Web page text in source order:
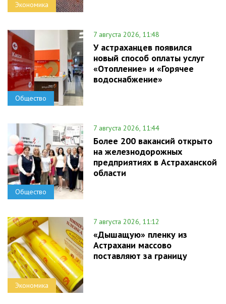
Экономика
Общество
7 августа 2026, 11:48
У астраханцев появился
новый способ оплаты услуг
«Отопление» и «Горячее
водоснабжение»
Общество
7 августа 2026, 11:44
Более 200 вакансий открыто
на железнодорожных
предприятиях в Астраханской
области
Экономика
7 августа 2026, 11:12
«Дышащую» пленку из
Астрахани массово
поставляют за границу